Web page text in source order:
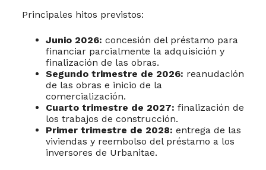
Principales hitos previstos:
Junio 2026: concesión del préstamo para
financiar parcialmente la adquisición y
finalización de las obras.
Segundo trimestre de 2026: reanudación
de las obras e inicio de la
comercialización.
Cuarto trimestre de 2027: finalización de
los trabajos de construcción.
Primer trimestre de 2028: entrega de las
viviendas y reembolso del préstamo a los
inversores de Urbanitae.